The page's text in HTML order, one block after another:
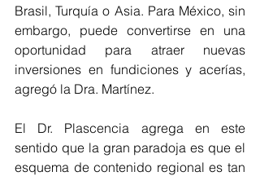
Brasil, Turquía o Asia. Para México, sin
embargo, puede convertirse en una
oportunidad para atraer nuevas
inversiones en fundiciones y acerías,
agregó la Dra. Martínez.
El Dr. Plascencia agrega en este
sentido que la gran paradoja es que el
esquema de contenido regional es tan